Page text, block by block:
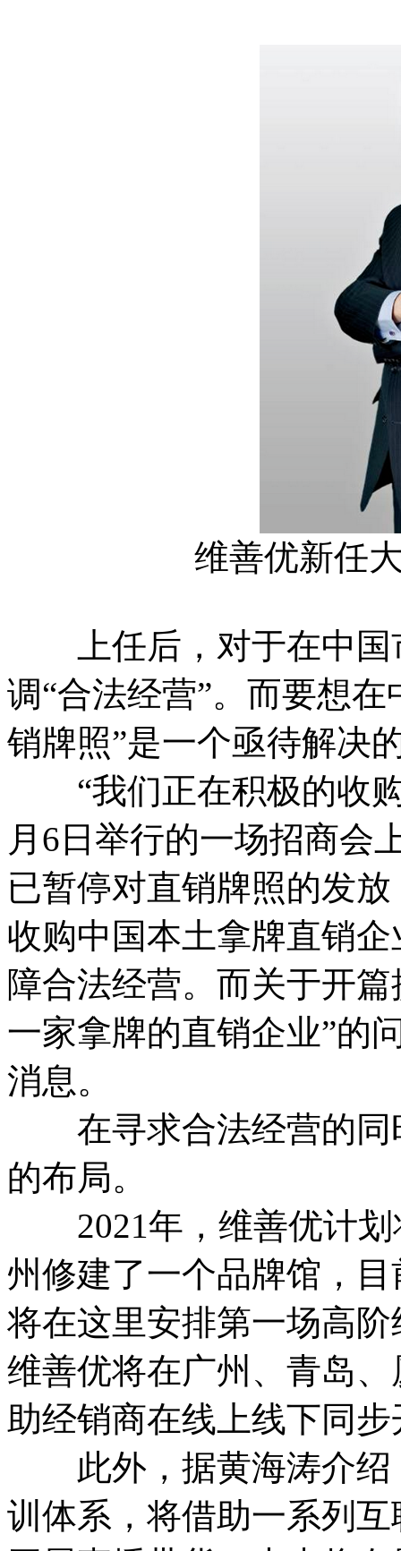
维善优新任
上任后，对于在中国
调“合法经营”。而要想
销牌照”是一个亟待解决
“我们正在积极的收购
月6日举行的一场招商会
已暂停对直销牌照的发
收购中国本土拿牌直销
障合法经营。而关于开
一家拿牌的直销企业”的
消息。
在寻求合法经营的同
的布局。
2021年，维善优计划
州修建了一个品牌馆，
将在这里安排第一场高
维善优将在广州、青岛
助经销商在线上线下同
此外，据黄海涛介绍
训体系，将借助一系列